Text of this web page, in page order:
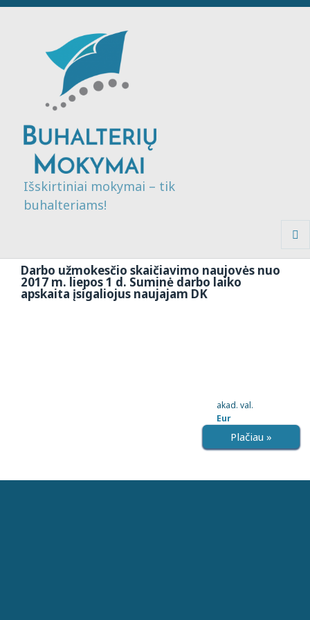
Išskirtiniai mokymai – tik
buhalteriams!
Darbo užmokesčio skaičiavimo naujovės nuo
2017 m. liepos 1 d. Suminė darbo laiko
apskaita įsigaliojus naujajam DK
akad. val.
Eur
Plačiau »